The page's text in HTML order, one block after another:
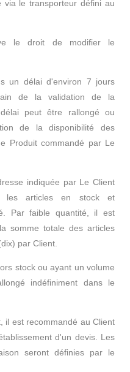
via le transporteur défini au
le droit de modifier le
un délai d'environ 7 jours
de la validation de la
peut être rallongé ou
de la disponibilité des
Produit commandé par Le
indiquée par Le Client
les articles en stock et
Par faible quantité, il est
somme totale des articles
par Client.
stock ou ayant un volume
indéfiniment dans le
il est recommandé au Client
d'un devis. Les
seront définies par le